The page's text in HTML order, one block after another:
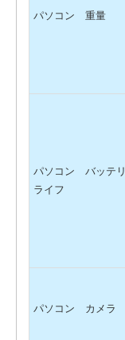
パソコン 重量
パソコン バッテリ
ライフ
パソコン カメラ